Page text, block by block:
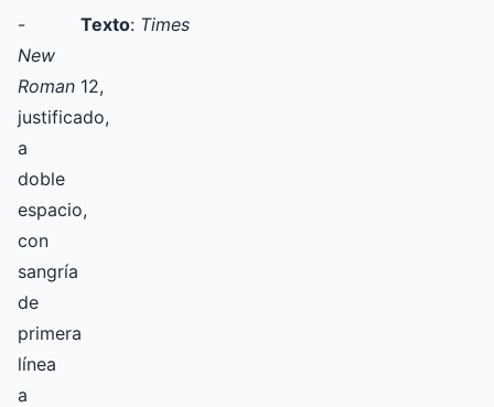
- Texto: Times
New
Roman 12,
justificado,
a
doble
espacio,
con
sangría
de
primera
línea
a